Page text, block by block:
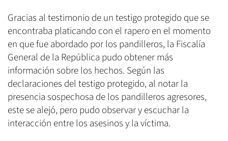
Gracias al testimonio de un testigo protegido que se
encontraba platicando con el rapero en el momento
en que fue abordado por los pandilleros, la Fiscalía
General de la República pudo obtener más
información sobre los hechos. Según las
declaraciones del testigo protegido, al notar la
presencia sospechosa de los pandilleros agresores,
este se alejó, pero pudo observar y escuchar la
interacción entre los asesinos y la víctima.